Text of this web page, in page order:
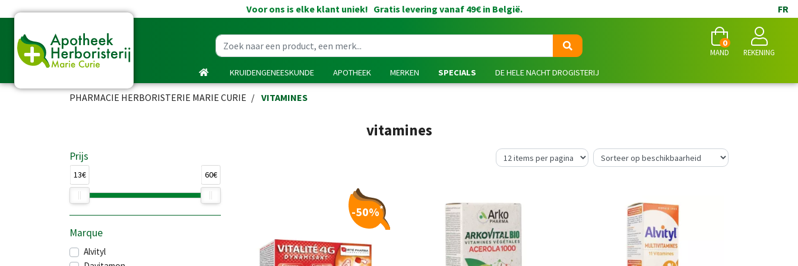
Voor ons is elke klant uniek! Gratis levering vanaf 49€ in België. FR
MAND
0
REKENING
KRUIDENGENEESKUNDE APOTHEEK MERKEN SPECIALS DE HELE NACHT DROGISTERIJ
PHARMACIE HERBORISTERIE MARIE CURIE VITAMINES
vitamines
Prijs
13€ 60€
Marque
Alvityl
-50%*